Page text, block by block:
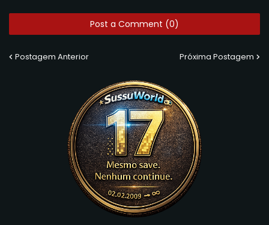
Post a Comment (0)
Postagem Anterior Próxima Postagem